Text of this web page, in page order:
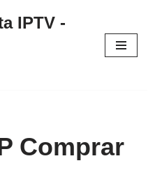
IPTV -
Comprar